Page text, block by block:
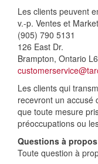
Les clients peuvent
v.-p. Ventes et
(905) 790 5131
126 East Dr.
Brampton, Ontario
Les clients qui
recevront un accusé
que toute mesure
préoccupations ou
Questions à
Toute question à